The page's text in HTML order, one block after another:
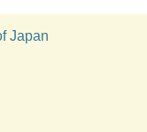
Japan